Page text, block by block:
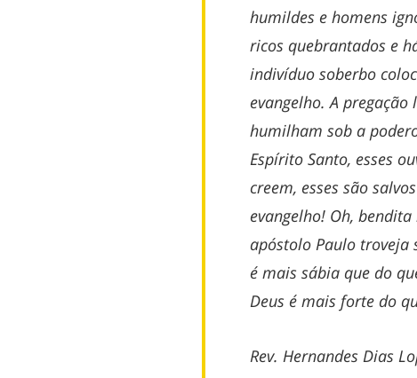
humildes e homens
ricos quebrantados e
indivíduo soberbo
evangelho. A
humilham sob a
Espírito Santo, esses
creem, esses são
evangelho! Oh,
apóstolo Paulo troveja
é mais sábia que do
Deus é mais forte do
Rev. Hernandes Dias